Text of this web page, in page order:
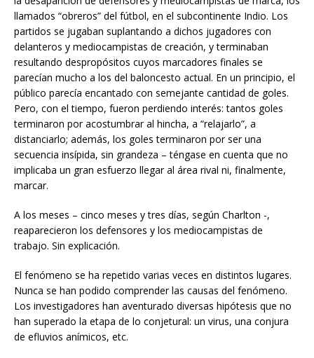
llamados “obreros” del fútbol, en el subcontinente Indio. Los
partidos se jugaban suplantando a dichos jugadores con
delanteros y mediocampistas de creación, y terminaban
resultando despropósitos cuyos marcadores finales se
parecían mucho a los del baloncesto actual. En un principio, el
público parecía encantado con semejante cantidad de goles.
Pero, con el tiempo, fueron perdiendo interés: tantos goles
terminaron por acostumbrar al hincha, a “relajarlo”, a
distanciarlo; además, los goles terminaron por ser una
secuencia insípida, sin grandeza – téngase en cuenta que no
implicaba un gran esfuerzo llegar al área rival ni, finalmente,
marcar.
A los meses – cinco meses y tres días, según Charlton -,
reaparecieron los defensores y los mediocampistas de
trabajo. Sin explicación.
El fenómeno se ha repetido varias veces en distintos lugares.
Nunca se han podido comprender las causas del fenómeno.
Los investigadores han aventurado diversas hipótesis que no
han superado la etapa de lo conjetural: un virus, una conjura
de efluvios anímicos, etc.